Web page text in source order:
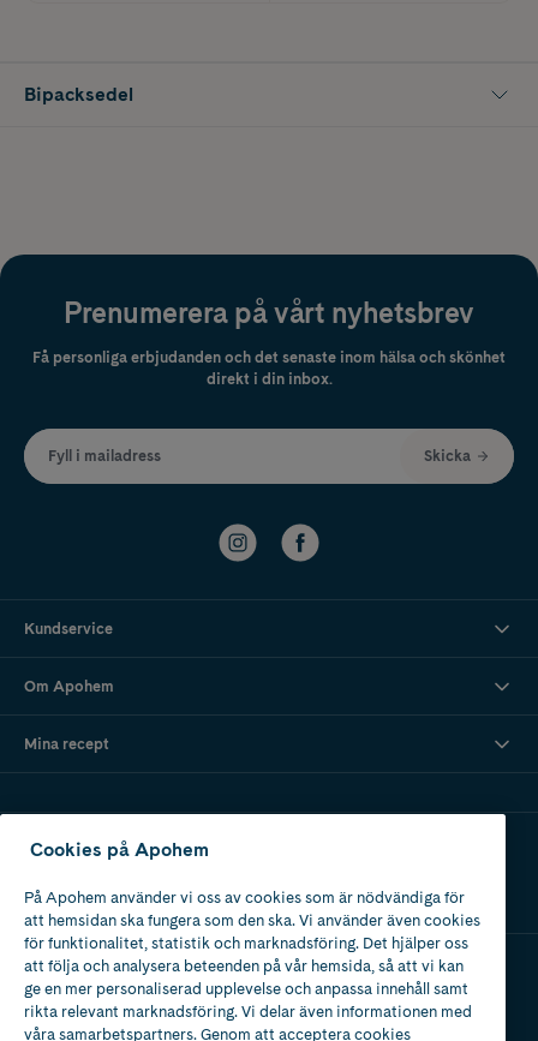
Bipacksedel
Prenumerera på vårt nyhetsbrev
Få personliga erbjudanden och det senaste inom hälsa och skönhet
direkt i din inbox.
Fyll i mailadress Skicka
Kundservice
Om Apohem
Mina recept
Ladda ner vår app
Apotek med tillstånd
av Läkemedelsverket
Cookies på Apohem
På Apohem använder vi oss av cookies som är nödvändiga för
att hemsidan ska fungera som den ska. Vi använder även cookies
för funktionalitet, statistik och marknadsföring. Det hjälper oss
att följa och analysera beteenden på vår hemsida, så att vi kan
ge en mer personaliserad upplevelse och anpassa innehåll samt
rikta relevant marknadsföring. Vi delar även informationen med
våra samarbetspartners. Genom att acceptera cookies